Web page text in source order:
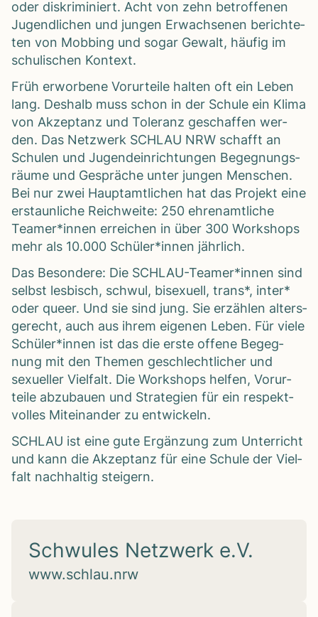
oder dis­kri­mi­niert. Acht von zehn betrof­fe­nen
Jugend­li­chen und jun­gen Erwach­se­nen berich­te­
ten von Mob­bing und sogar Gewalt, häu­fig im
schu­li­schen Kon­text.
Früh erwor­bene Vor­ur­teile hal­ten oft ein Leben
lang. Des­halb muss schon in der Schule ein Klima
von Akzep­tanz und Tole­ranz geschaf­fen wer­
den. Das Netz­werk SCHLAU NRW schafft an
Schu­len und Jugend­ein­rich­tun­gen Begeg­nungs­
räume und Gesprä­che unter jun­gen Men­schen.
Bei nur zwei Haupt­amt­li­chen hat das Pro­jekt eine
erstaun­li­che Reich­weite: 250 ehren­amt­li­che
Teamer*innen errei­chen in über 300 Work­shops
mehr als 10.000 Schüler*innen jähr­lich.
Das Beson­dere: Die SCHLAU-Teamer*innen sind
selbst les­bisch, schwul, bise­xu­ell, trans*, inter*
oder queer. Und sie sind jung. Sie erzäh­len alters­
ge­recht, auch aus ihrem eige­nen Leben. Für viele
Schüler*innen ist das die erste offene Begeg­
nung mit den The­men geschlecht­li­cher und
sexu­el­ler Viel­falt. Die Work­shops hel­fen, Vor­ur­
teile abzu­bauen und Stra­te­gien für ein respekt­
vol­les Mit­ein­an­der zu ent­wi­ckeln.
SCHLAU ist eine gute Ergän­zung zum Unter­richt
und kann die Akzep­tanz für eine Schule der Viel­
falt nach­hal­tig stei­gern.
Schwules Netzwerk e.V.
www.schlau.nrw